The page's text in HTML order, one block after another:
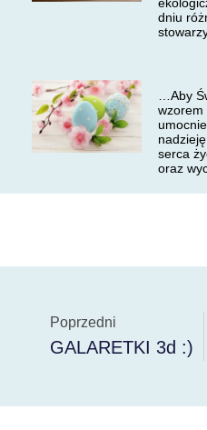
dniu
…Aby
wzorem
serca
oraz
Poprzedni
GALARETKI 3d :)